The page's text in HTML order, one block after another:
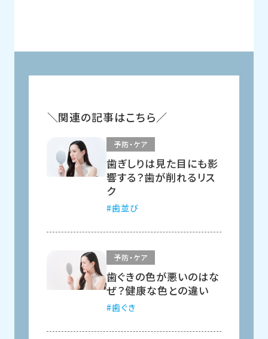
関連の記事はこちら
予防・ケア
歯ぎしりは見た目にも影
響する？歯が削れるリス
ク
歯並び
予防・ケア
歯ぐきの色が悪いのはな
ぜ？健康な色との違い
歯ぐき